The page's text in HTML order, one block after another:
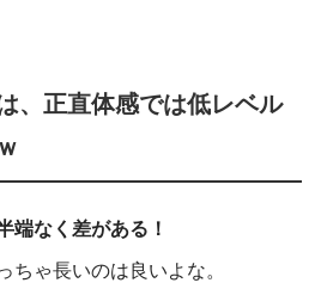
、正直体感では低レベル
端なく差がある！
ちゃ長いのは良いよな。